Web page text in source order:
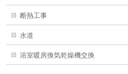
断熱工事
水道
浴室暖房換気乾燥機交換